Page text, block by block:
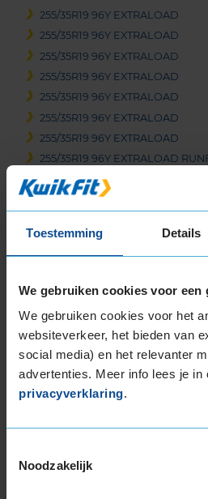
Toestemming Details
We gebruiken cookies voor een
We gebruiken cookies voor het
websiteverkeer, het bieden van
social media) en het relevanter
advertenties. Meer info lees je in
privacyverklaring.
Noodzakelijk
255/35R19 96Y EXTRALOAD
255/35R19 96Y EXTRALOAD
255/35R19 96Y EXTRALOAD
255/35R19 96Y EXTRALOAD
255/35R19 96Y EXTRALOAD
255/35R19 96Y EXTRALOAD
255/35R19 96Y EXTRALOAD
255/35R19 96Y EXTRALOAD
255/35R19 96Y EXTRALOAD
255/35R19 96Y EXTRALOAD
255/40R19 100Y EXTRALOAD
255/45R19 100W
255/45R19 100Y
255/45R19 100Y
255/45R19 104Y EXTRALOAD
255/55R19 107W